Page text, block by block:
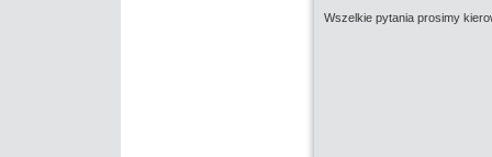
Wszelkie pytania prosimy